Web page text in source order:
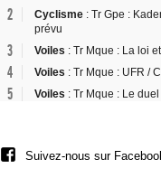
2 Cyclisme : Tr Gpe :
prévu
3 Voiles : Tr Mque : La loi
4 Voiles : Tr Mque : UFR /
5 Voiles : Tr Mque : Le
Suivez-nous sur